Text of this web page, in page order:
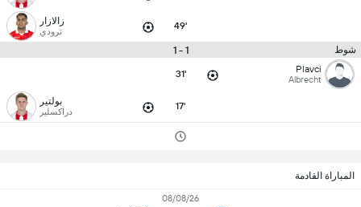
49' زالازار
ترودي
شوط 1 - 1
Plavci
Albrecht
31'
17' بولتير
دراكسلير
المباراة القادمة
08/08/26